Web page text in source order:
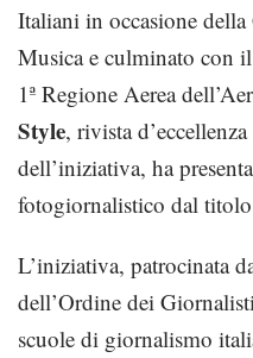
Italiani in occasione
Musica e culminato con
1ª Regione Aerea
Style, rivista
dell’iniziativa, ha
fotogiornalistico dal
L’iniziativa, patrocinata
dell’Ordine dei
scuole di giornalismo